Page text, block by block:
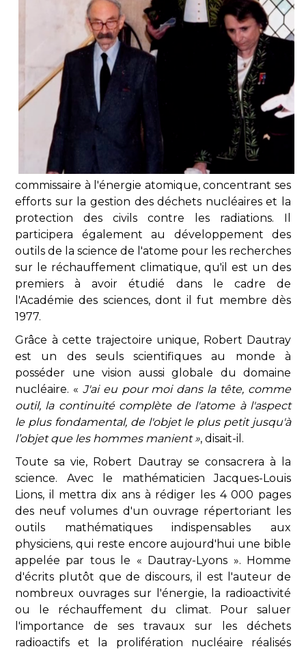
commissaire à l'énergie atomique, concentrant ses
efforts sur la gestion des déchets nucléaires et la
protection des civils contre les radiations. Il
participera également au développement des
outils de la science de l'atome pour les recherches
sur le réchauffement climatique, qu'il est un des
premiers à avoir étudié dans le cadre de
l'Académie des sciences, dont il fut membre dès
1977.
Grâce à cette trajectoire unique, Robert Dautray
est un des seuls scientifiques au monde à
posséder une vision aussi globale du domaine
nucléaire. « J'ai eu pour moi dans la tête, comme
outil, la continuité complète de l'atome à l'aspect
le plus fondamental, de l'objet le plus petit jusqu'à
l’objet que les hommes manient », disait-il.
Toute sa vie, Robert Dautray se consacrera à la
science. Avec le mathématicien Jacques-Louis
Lions, il mettra dix ans à rédiger les 4 000 pages
des neuf volumes d'un ouvrage répertoriant les
outils mathématiques indispensables aux
physiciens, qui reste encore aujourd'hui une bible
appelée par tous le « Dautray-Lyons ». Homme
d'écrits plutôt que de discours, il est l'auteur de
nombreux ouvrages sur l'énergie, la radioactivité
ou le réchauffement du climat. Pour saluer
l'importance de ses travaux sur les déchets
radioactifs et la prolifération nucléaire réalisés